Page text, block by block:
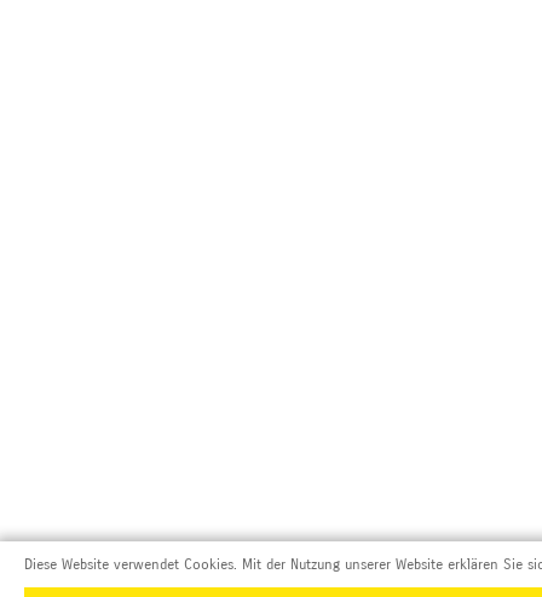
Diese Website verwendet Cookies. Mit der Nutzung unserer Website erklären